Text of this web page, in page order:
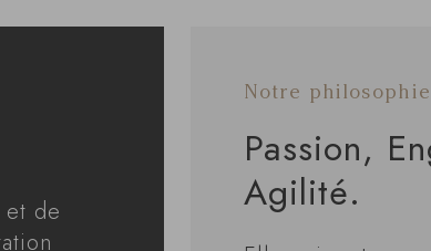
de
Notre philosophie
Passion,
Agilité.